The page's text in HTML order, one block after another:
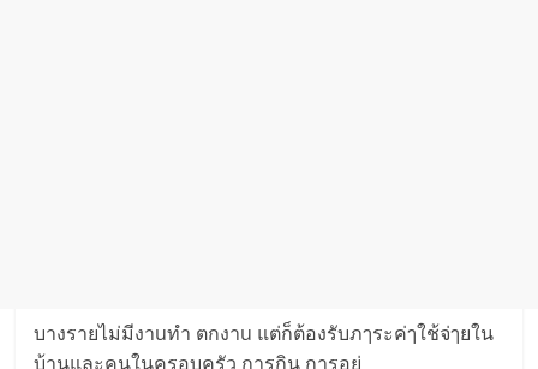
บางรายไม่มีงาuทำ ตกงาu แต่ก็ต้องรับภๅระค่ๅใช้จ่ๅยใน
บ้านและคนในครอบครัว การกิน การอยู่